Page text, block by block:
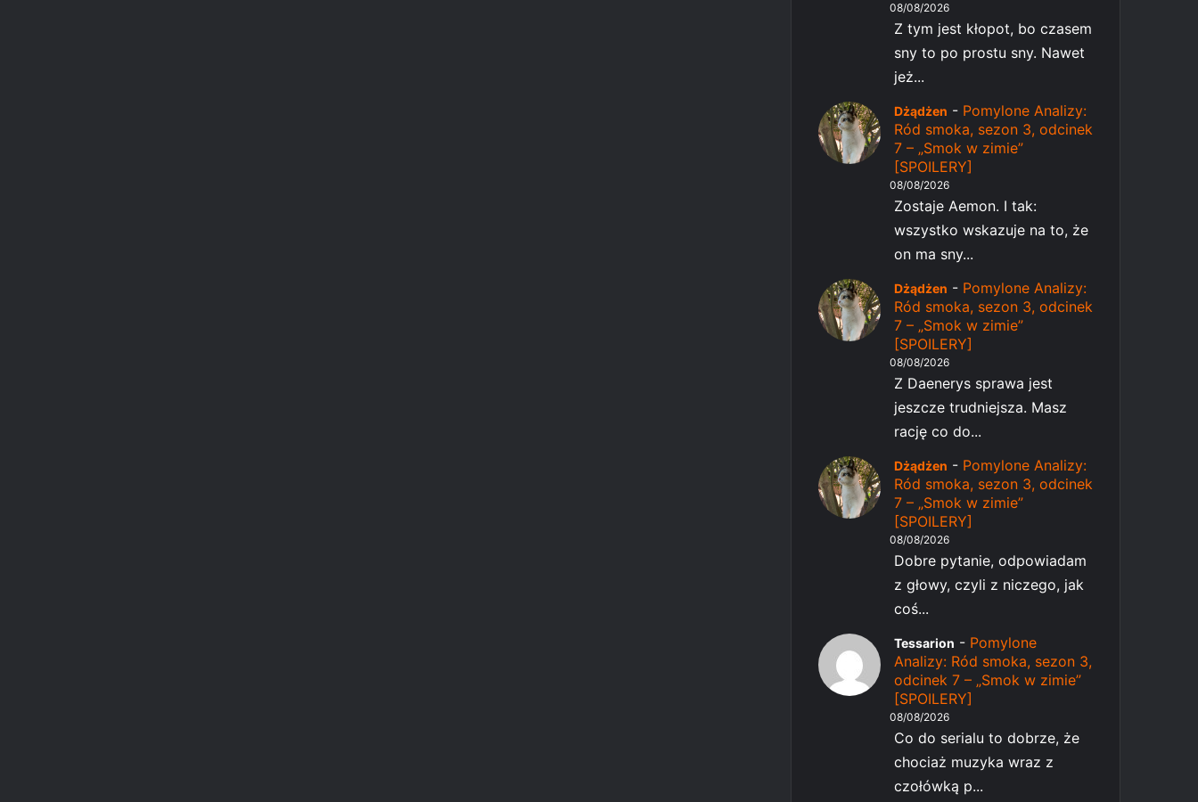
08/08/2026
Z tym jest kłopot, bo czasem
sny to po prostu sny. Nawet
jeż...
Dżądżen - Pomylone Analizy:
Ród smoka, sezon 3, odcinek
7 – „Smok w zimie”
[SPOILERY]
08/08/2026
Zostaje Aemon. I tak:
wszystko wskazuje na to, że
on ma sny...
Dżądżen - Pomylone Analizy:
Ród smoka, sezon 3, odcinek
7 – „Smok w zimie”
[SPOILERY]
08/08/2026
Z Daenerys sprawa jest
jeszcze trudniejsza. Masz
rację co do...
Dżądżen - Pomylone Analizy:
Ród smoka, sezon 3, odcinek
7 – „Smok w zimie”
[SPOILERY]
08/08/2026
Dobre pytanie, odpowiadam
z głowy, czyli z niczego, jak
coś...
Tessarion - Pomylone
Analizy: Ród smoka, sezon 3,
odcinek 7 – „Smok w zimie”
[SPOILERY]
08/08/2026
Co do serialu to dobrze, że
chociaż muzyka wraz z
czołówką p...